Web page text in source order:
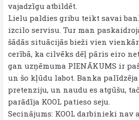
vajadzīgu atbildēt.
​Lielu paldies gribu teikt savai
izcilo servisu. Tur man
šādās situācijās bieži vien
cerībā, ka cilvēks dēļ pāris eiro
gan uzņēmuma PIENĀKUMS ir
un šo kļūdu labot. Banka
pretenziju, un naudu es atgūšu,
parādīja KOOL patieso seju.
​Secinājums: KOOL darbinieki